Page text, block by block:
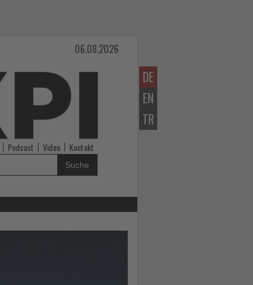
DE
EN
TR
06.08.2026
Podcast Video Kontakt
Suche